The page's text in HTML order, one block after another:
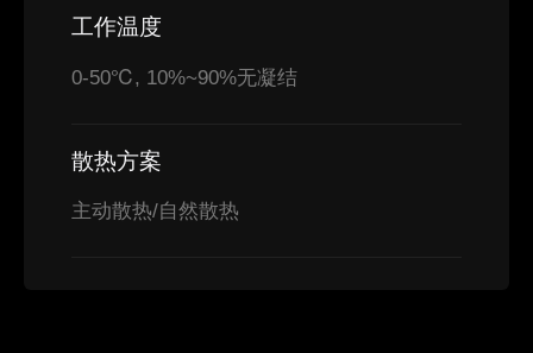
工作温度
0-50℃, 10%~90%无凝结
散热方案
主动散热/自然散热